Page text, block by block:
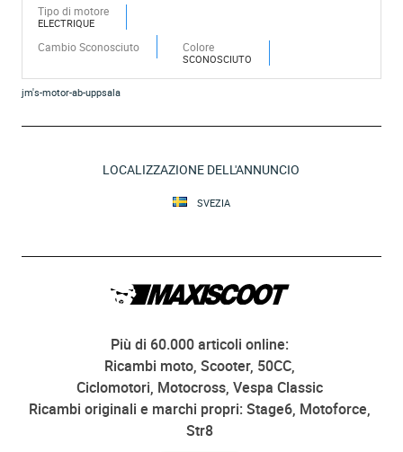
Tipo di motore
ELECTRIQUE
Cambio Sconosciuto Colore
SCONOSCIUTO
jm's-motor-ab-uppsala
LOCALIZZAZIONE DELL'ANNUNCIO
SVEZIA
Più di 60.000 articoli online:
Ricambi moto, Scooter, 50CC,
Ciclomotori, Motocross, Vespa Classic
Ricambi originali e marchi propri: Stage6, Motoforce,
Str8